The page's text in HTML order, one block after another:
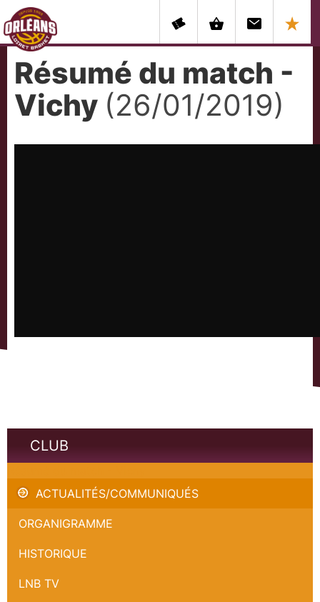
Résumé du match -
Vichy (26/01/2019)
CLUB
ACTUALITÉS/COMMUNIQUÉS
ORGANIGRAMME
HISTORIQUE
LNB TV